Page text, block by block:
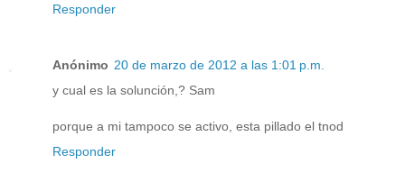
Responder
Anónimo 20 de marzo de 2012 a las 1:01 p.m.
y cual es la solunción,? Sam
porque a mi tampoco se activo, esta pillado el tnod
Responder